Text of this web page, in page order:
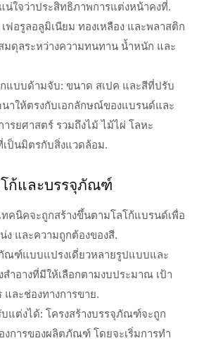
น่ใจว่าประสิทธิภาพการแต่งหน้าคงที่.
เฟอรูลอลูมิเนียม ทองเหลือง และพลาสติก
มดุลระหว่างความทนทาน น้ำหนัก และ
แบบด้ามจับ: ขนาด สเปค และสีที่ปรับ
าให้ตรงกับเอกลักษณ์ของแบรนด์และ
รยศาสตร์ รวมถึงไม้ ไม้ไผ่ โลหะ
ป็นมิตรกับสิ่งแวดล้อม.
ก้และบรรจุภัณฑ์
คนิคจะถูกสร้างขึ้นตามโลโก้แบรนด์เพื่อ
และความถูกต้องของสี.
ณฑ์แบบแปรงเดี่ยวหลายรูปแบบและ
สำอางที่มีให้เลือกตามงบประมาณ เป้า
และช่องทางการขาย.
ต่งได้: โครงสร้างบรรจุภัณฑ์จะถูก
การของผลิตภัณฑ์ โดยจะเริ่มการทำ